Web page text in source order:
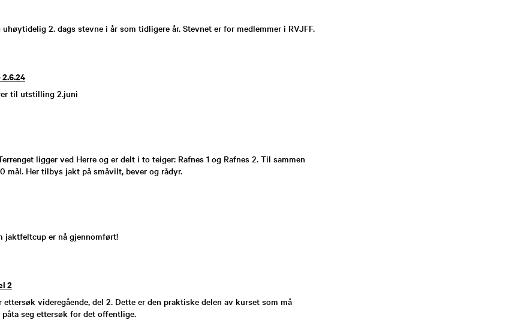
2. dags stevne i år som tidligere år. Stevnet er for medlemmer i RVJFF.
2.6.24
til utstilling 2.juni
ligger ved Herre og er delt i to teiger: Rafnes 1 og Rafnes 2. Til sammen
mål. Her tilbys jakt på småvilt, bever og rådyr.
jaktfeltcup er nå gjennomført!
2
ettersøk videregående, del 2. Dette er den praktiske delen av kurset som må
seg ettersøk for det offentlige.